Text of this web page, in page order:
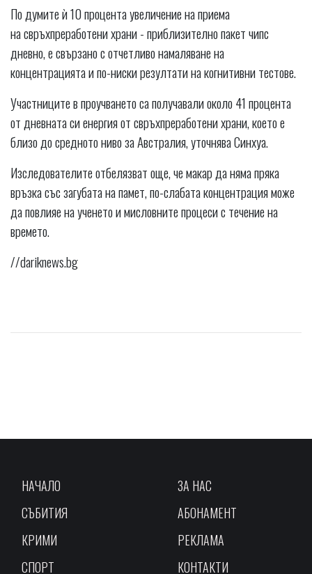
По думите ѝ 10 процента увеличение на приема
на свръхпреработени храни - приблизително пакет чипс
дневно, е свързано с отчетливо намаляване на
концентрацията и по-ниски резултати на когнитивни тестове.
Участниците в проучването са получавали около 41 процента
от дневната си енергия от свръхпреработени храни, което е
близо до средното ниво за Австралия, уточнява Синхуа.
Изследователите отбелязват още, че макар да няма пряка
връзка със загубата на памет, по-слабата концентрация може
да повлияе на ученето и мисловните процеси с течение на
времето.
//dariknews.bg
НАЧАЛО
СЪБИТИЯ
КРИМИ
СПОРТ
ЗА НАС
АБОНАМЕНТ
РЕКЛАМА
КОНТАКТИ